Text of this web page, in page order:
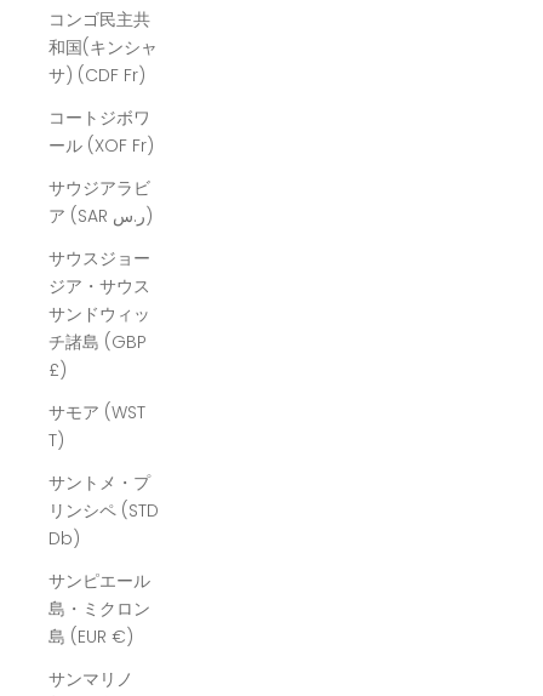
コンゴ民主共
和国(キンシャ
サ) (CDF Fr)
コートジボワ
ール (XOF Fr)
サウジアラビ
ア (SAR ر.س)
サウスジョー
ジア・サウス
サンドウィッ
チ諸島 (GBP
£)
サモア (WST
T)
サントメ・プ
リンシペ (STD
Db)
サンピエール
島・ミクロン
島 (EUR €)
サンマリノ